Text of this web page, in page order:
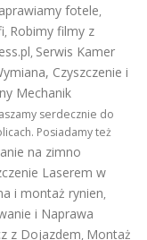
fotele,
, Robimy filmy z
, Serwis Kamer
Czyszczenie i
Mechanik
serdecznie do
Posiadamy też
na zimno
Laserem w
i montaż rynien,
i Naprawa
z Dojazdem, Montaż